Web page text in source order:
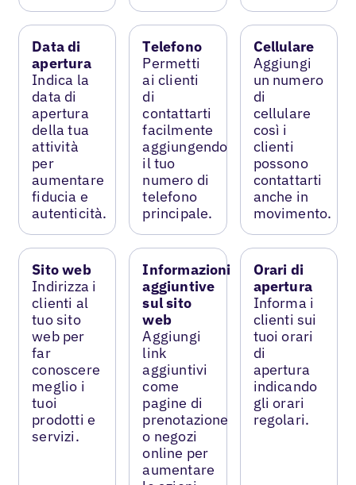
Data di
apertura
Indica la
data di
apertura
della tua
attività
per
aumentare
fiducia e
autenticità.
Telefono
Permetti
ai clienti
di
contattarti
facilmente
aggiungendo
il tuo
numero di
telefono
principale.
Cellulare
Aggiungi
un numero
di
cellulare
così i
clienti
possono
contattarti
anche in
movimento.
Sito web
Indirizza i
clienti al
tuo sito
web per
far
conoscere
meglio i
tuoi
prodotti e
servizi.
Informazioni
aggiuntive
sul sito
web
Aggiungi
link
aggiuntivi
come
pagine di
prenotazione
o negozi
online per
aumentare
Orari di
apertura
Informa i
clienti sui
tuoi orari
di
apertura
indicando
gli orari
regolari.